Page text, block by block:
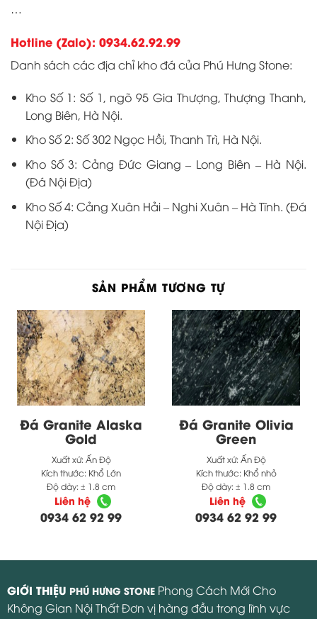
SẢN PHẨM TƯƠNG TỰ
Đá Granite Alaska
Khổ Lớn
± 1.8 cm
Liên hệ
0934 62 92 99
Kích thước:
Độ dày:
Liên hệ
0934 62 92 99
GIỚI THIỆU PHÚ HƯNG STONE
Phong Cách Mới Cho
Không Gian Nội Thất Đơn vị hàng đầu trong lĩnh vực
cung cấp và thi công các sản phẩm đá cao cấp.
Follow us:
THÔNG TIN LIÊN LẠC
Mã số thuế : 0104912804
Hà Nội. Kho Số 2: Số 302 Ngọc Hồi, Huyện Thanh Trì, Hà Nội.
Số 3 : Cảng Đức Giang – Long Biên – Hà Nội. (Đá Nội Địa) Kho